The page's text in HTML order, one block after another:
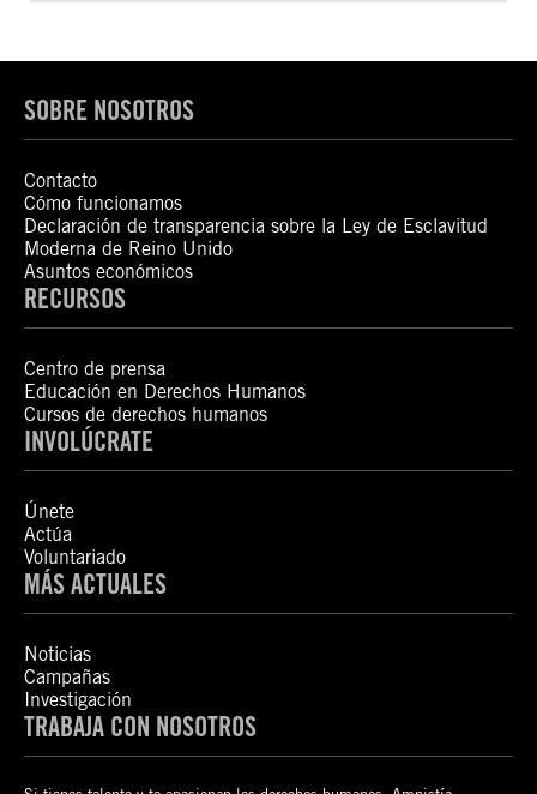
SOBRE NOSOTROS
Contacto
Cómo funcionamos
Declaración de transparencia sobre la Ley de Esclavitud
Moderna de Reino Unido
Asuntos económicos
RECURSOS
Centro de prensa
Educación en Derechos Humanos
Cursos de derechos humanos
INVOLÚCRATE
Únete
Actúa
Voluntariado
MÁS ACTUALES
Noticias
Campañas
Investigación
TRABAJA CON NOSOTROS